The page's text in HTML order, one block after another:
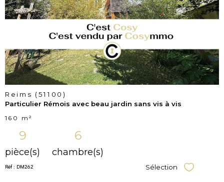
bien
Reims (51100)
Particulier Rémois avec beau jardin sans vis à vis
160 m²
9
pièce(s)
6
chambre(s)
Réf : DM262 Sélection Sélectionner